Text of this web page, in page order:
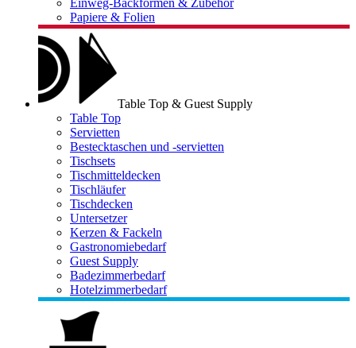
Einweg-Backformen & Zubehör
Papiere & Folien
Table Top & Guest Supply
Table Top
Servietten
Bestecktaschen und -servietten
Tischsets
Tischmitteldecken
Tischläufer
Tischdecken
Untersetzer
Kerzen & Fackeln
Gastronomiebedarf
Guest Supply
Badezimmerbedarf
Hotelzimmerbedarf